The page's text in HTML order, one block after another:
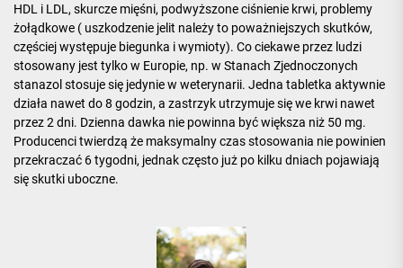
HDL i LDL, skurcze mięśni, podwyższone ciśnienie krwi, problemy
żołądkowe ( uszkodzenie jelit należy to poważniejszych skutków,
częściej występuje biegunka i wymioty). Co ciekawe przez ludzi
stosowany jest tylko w Europie, np. w Stanach Zjednoczonych
stanazol stosuje się jedynie w weterynarii. Jedna tabletka aktywnie
działa nawet do 8 godzin, a zastrzyk utrzymuje się we krwi nawet
przez 2 dni. Dzienna dawka nie powinna być większa niż 50 mg.
Producenci twierdzą że maksymalny czas stosowania nie powinien
przekraczać 6 tygodni, jednak często już po kilku dniach pojawiają
się skutki uboczne.